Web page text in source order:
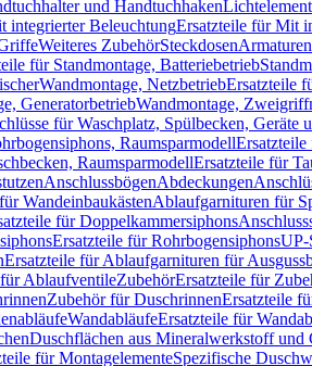
und Handtuchhaken
integrierter BeleuchtungErsatzteile für Mit
Weiteres ZubehörSteckdosenArmaturen
für Standmontage, Batteriebetrieb
Wandmontage, NetzbetriebErsatzteile
GeneratorbetriebWandmontage,
für Waschplatz, Spülbecken, Geräte
Raumsparmodell
RaumsparmodellErsatzteile für
AnschlussbögenAbdeckungen
WandeinbaukästenAblaufgarnituren für
für Doppelkammersiphons
Ersatzteile für RohrbogensiphonsUP-
Ersatzteile für Ablaufgarnituren für
AblaufventileZubehörErsatzteile für
Zubehör für DuschrinnenErsatzteile
WandabläufeErsatzteile für
Duschflächen aus Mineralwerkstoff
für MontagelementeSpezifische